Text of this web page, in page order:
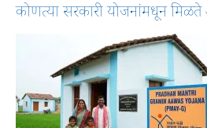
कोणत्या सरकारी योजनांमधून